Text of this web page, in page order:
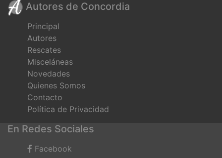
Autores de Concordia
Principal
Autores
Rescates
Misceláneas
Novedades
Quienes Somos
Contacto
Política de Privacidad
En Redes Sociales
Facebook